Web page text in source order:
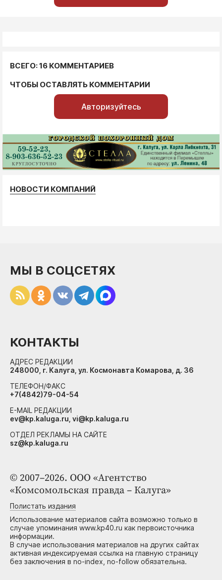
ВСЕГО: 16 КОММЕНТАРИЕВ
ЧТОБЫ ОСТАВЛЯТЬ КОММЕНТАРИИ
Авторизуйтесь
НОВОСТИ КОМПАНИЙ
© 2007–2026. ООО «Агентство
«Комсомольская правда – Калуга»
Полистать издания
Использование материалов сайта возможно только в
случае упоминания www.kp40.ru как первоисточника
информации.
В случае использования материалов на других сайтах
активная индексируемая ссылка на главную страницу
без заключения в no-index, no-follow обязательна.
МЫ В СОЦСЕТЯХ
КОНТАКТЫ
АДРЕС РЕДАКЦИИ
248000, г. Калуга, ул. Космонавта Комарова, д. 36
ТЕЛЕФОН/ФАКС
+7(4842)79-04-54
E-MAIL РЕДАКЦИИ
ev@kp.kaluga.ru, vi@kp.kaluga.ru
ОТДЕЛ РЕКЛАМЫ НА САЙТЕ
sz@kp.kaluga.ru